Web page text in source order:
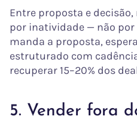
Entre proposta e
por inatividade — não por
manda a proposta,
estruturado com
recuperar 15–20% dos
5. Vender fora